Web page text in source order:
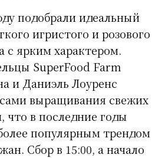
подобрали идеальный
игристого и розового
с ярким характером.
SuperFood Farm
и Даниэль Лоуренс
выращивания свежих
что в последние годы
популярным трендом
Сбор в 15:00, а начало